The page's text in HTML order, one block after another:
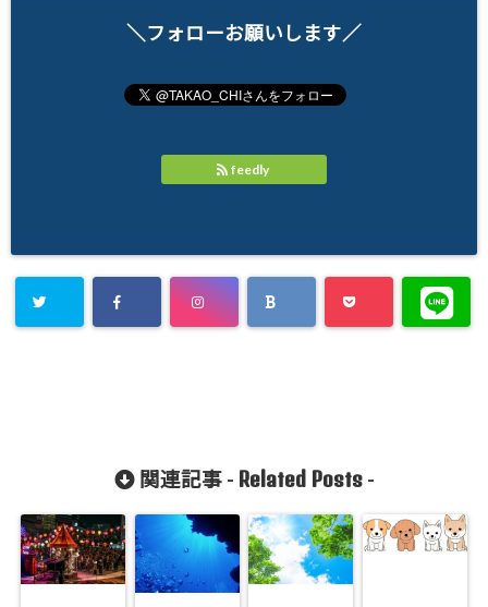
＼フォローお願いします／
feedly
関連記事 - Related Posts-